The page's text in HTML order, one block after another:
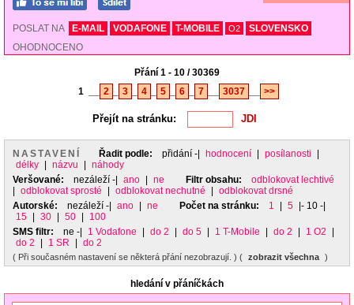
POSLAT NA E-MAIL VODAFONE T-MOBILE O2
SLOVENSKO
OHODNOCENO
Přání 1 - 10 / 30369
1
2 3 4 5 6 7 3037 >>
Přejít na stránku:
NASTAVENÍ Řadit podle: přidání -| hodnocení posílanosti
délky
názvu
náhody
Veršované:
nezáleží -| ano ne Filtr obsahu:
odblokovat lechtivé
odblokovat sprosté odblokovat nechutné
odblokovat drsné
Autorské:
nezáleží -| ano ne Počet na stránku: 1 5
|- 10 -|
15
30 50
100
SMS filtr:
ne -| 1 Vodafone do 2 do 5 1 T-Mobile do 2 1 O2
do 2
1 SR do 2
( Při současném nastavení se některá přání nezobrazují. ) ( zobrazit všechna )
hledání v přáníčkách